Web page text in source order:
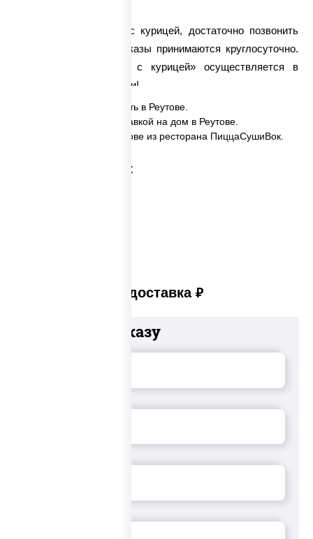
Чтобы заказать соба с курицей, достаточно позвонить
нашим операторам. Заказы принимаются круглосуточно.
«Соба с курицей» осуществляется в
самые кратчайшие сроки!
✅ Соба с курицей заказать в Реутове.
✅ Соба с курицей с доставкой на дом в Реутове.
✅ Соба с курицей в Реутове из ресторана ПиццаСушиВок.
Категории товара:
Платная доставка руб
Добавьте к заказу